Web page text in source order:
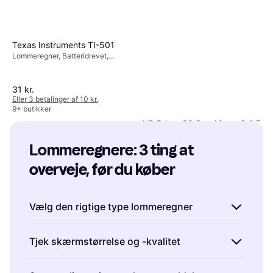
Texas Instruments TI-501
Lommeregner, Batteridrevet,
31 kr.
Eller 3 betalinger af 10 kr.
9+ butikker
HP Prime G2 Graphing
4.5
Batteridrevet, Display: Monokrom,
:1.003 kr.
Eller 3 betalinger af 334 kr.
4 butikker
Lommeregnere: 3 ting at
overveje, før du køber
Vælg den rigtige type lommeregner
passer til dine behov. Skal du bruge den til
simple beregninger, kan en basislommeregner
Tjek skærmstørrelse og -kvalitet